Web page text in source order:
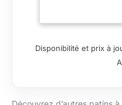
Disponibilité et prix à